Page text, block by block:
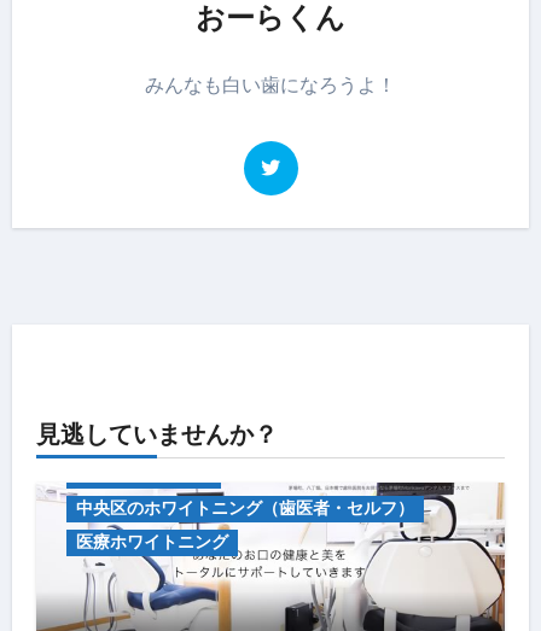
おーらくん
みんなも白い歯になろうよ！
見逃していませんか？
中央区のホワイトニング（歯医者・セルフ）
医療ホワイトニング